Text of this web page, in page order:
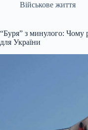
Військове життя
“Буря” з минулого: Чому
для України